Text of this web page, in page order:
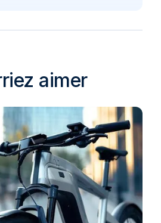
aimer